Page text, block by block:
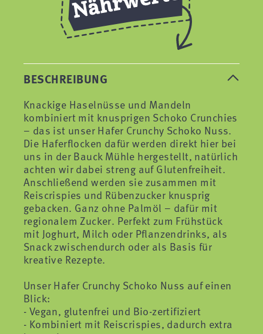
BESCHREIBUNG
Knackige Haselnüsse und Mandeln
kombiniert mit knusprigen Schoko Crunchies
– das ist unser Hafer Crunchy Schoko Nuss.
Die Haferflocken dafür werden direkt hier bei
uns in der Bauck Mühle hergestellt, natürlich
achten wir dabei streng auf Glutenfreiheit.
Anschließend werden sie zusammen mit
Reiscrispies und Rübenzucker knusprig
gebacken. Ganz ohne Palmöl – dafür mit
regionalem Zucker. Perfekt zum Frühstück
mit Joghurt, Milch oder Pflanzendrinks, als
Snack zwischendurch oder als Basis für
kreative Rezepte.
Unser Hafer Crunchy Schoko Nuss auf einen
Blick:
- Vegan, glutenfrei und Bio-zertifiziert
- Kombiniert mit Reiscrispies, dadurch extra